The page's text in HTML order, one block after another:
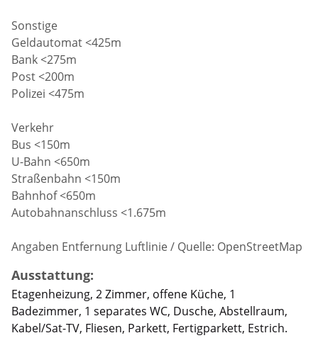
Sonstige
Geldautomat <425m
Bank <275m
Post <200m
Polizei <475m
Verkehr
Bus <150m
U-Bahn <650m
Straßenbahn <150m
Bahnhof <650m
Autobahnanschluss <1.675m
Angaben Entfernung Luftlinie / Quelle: OpenStreetMap
Ausstattung:
Etagenheizung, 2 Zimmer, offene Küche, 1
Badezimmer, 1 separates WC, Dusche, Abstellraum,
Kabel/Sat-TV, Fliesen, Parkett, Fertigparkett, Estrich.